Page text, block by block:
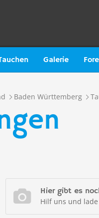
Galerie
Baden Württemberg
Hier gibt es
Hilf uns und